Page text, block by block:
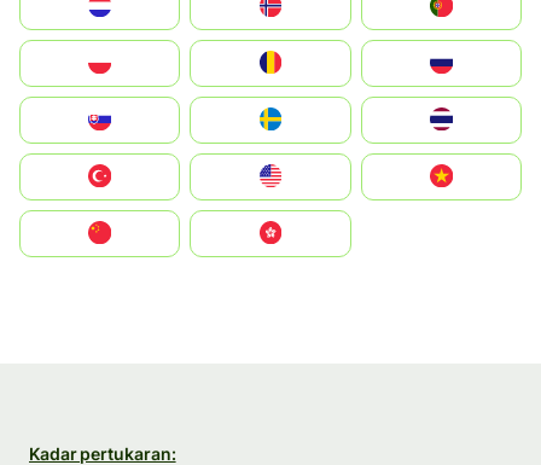
United States
中國香港特別行政區
Kadar pertukaran: